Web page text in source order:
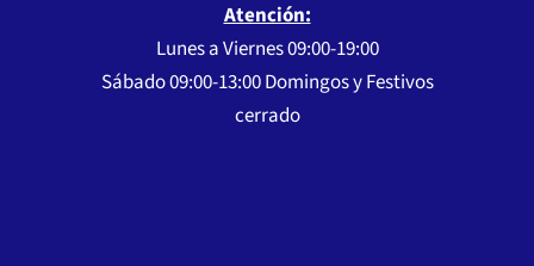
Atención:
Lunes a Viernes 09:00-19:00
Sábado 09:00-13:00 Domingos y Festivos
cerrado